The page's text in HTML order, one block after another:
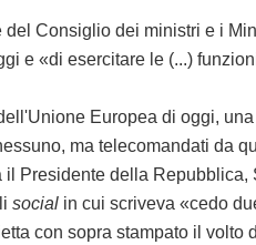
Consiglio dei ministri e i
e «di esercitare le (...)
Europea di oggi, una
ma telecomandati da
della Repubblica,
socialin cui scriveva «cedo
con sopra stampato il volto